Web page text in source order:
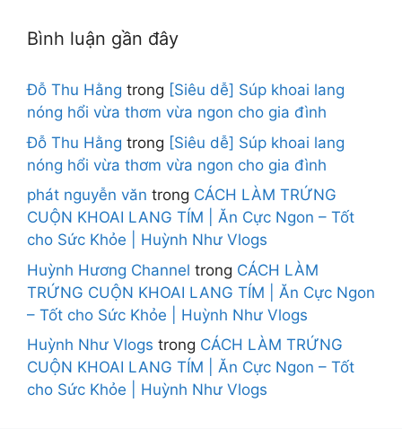
Bình luận gần đây
Đỗ Thu Hằng trong [Siêu dễ] Súp khoai lang
nóng hổi vừa thơm vừa ngon cho gia đình
Đỗ Thu Hằng trong [Siêu dễ] Súp khoai lang
nóng hổi vừa thơm vừa ngon cho gia đình
phát nguyễn văn trong CÁCH LÀM TRỨNG
CUỘN KHOAI LANG TÍM | Ăn Cực Ngon – Tốt
cho Sức Khỏe | Huỳnh Như Vlogs
Huỳnh Hương Channel trong CÁCH LÀM
TRỨNG CUỘN KHOAI LANG TÍM | Ăn Cực Ngon
– Tốt cho Sức Khỏe | Huỳnh Như Vlogs
Huỳnh Như Vlogs trong CÁCH LÀM TRỨNG
CUỘN KHOAI LANG TÍM | Ăn Cực Ngon – Tốt
cho Sức Khỏe | Huỳnh Như Vlogs